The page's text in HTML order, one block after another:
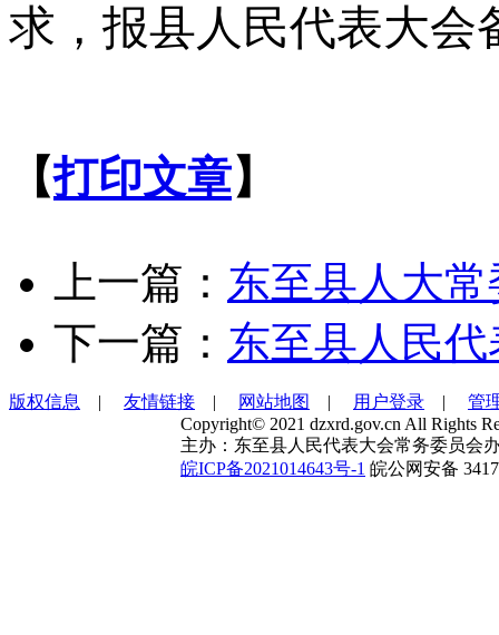
求，报县人民代表大会
【打印文章】
上一篇： 东至县人大
下一篇： 东至县人民
版权信息 | 友情链接 | 网站地图 | 用户登录 | 管
Copyright© 2021 dzxrd.gov.cn All Rights
主办：东至县人民代表大会常务委员会
皖ICP备2021014643号-1 皖公网安备